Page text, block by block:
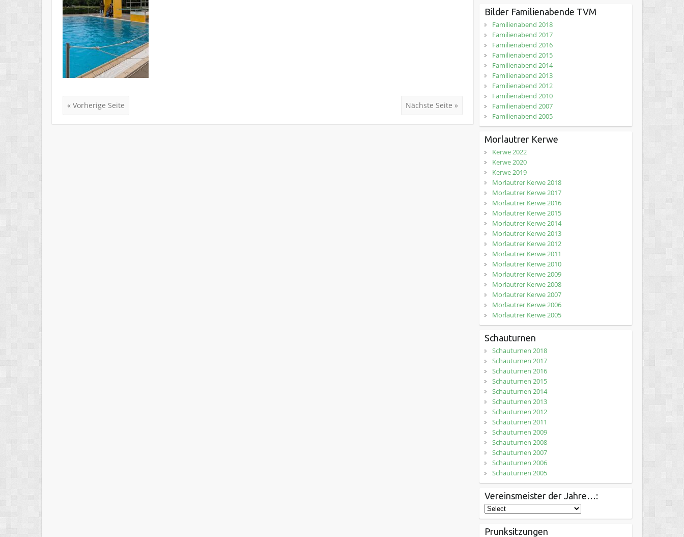
« Vorherige Seite Nächste Seite »
Bilder Familienabende TVM
Familienabend 2018
Familienabend 2017
Familienabend 2016
Familienabend 2015
Familienabend 2014
Familienabend 2013
Familienabend 2012
Familienabend 2010
Familienabend 2007
Familienabend 2005
Morlautrer Kerwe
Kerwe 2022
Kerwe 2020
Kerwe 2019
Morlautrer Kerwe 2018
Morlautrer Kerwe 2017
Morlautrer Kerwe 2016
Morlautrer Kerwe 2015
Morlautrer Kerwe 2014
Morlautrer Kerwe 2013
Morlautrer Kerwe 2012
Morlautrer Kerwe 2011
Morlautrer Kerwe 2010
Morlautrer Kerwe 2009
Morlautrer Kerwe 2008
Morlautrer Kerwe 2007
Morlautrer Kerwe 2006
Morlautrer Kerwe 2005
Schauturnen
Schauturnen 2018
Schauturnen 2017
Schauturnen 2016
Schauturnen 2015
Schauturnen 2014
Schauturnen 2013
Schauturnen 2012
Schauturnen 2011
Schauturnen 2009
Schauturnen 2008
Schauturnen 2007
Schauturnen 2006
Schauturnen 2005
Vereinsmeister der Jahre…:
Prunksitzungen